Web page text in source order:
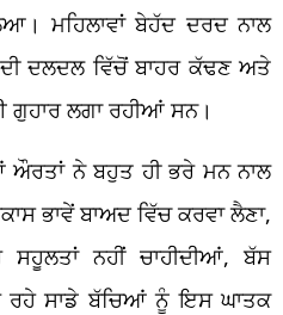
ਮਹਿਲਾਵਾਂ ਬੇਹੱਦ ਦਰਦ ਨਾਲ
ਦਲਦਲ ਵਿੱਚੋਂ ਬਾਹਰ ਕੱਢਣ ਅਤੇ
ਗੁਹਾਰ ਲਗਾ ਰਹੀਆਂ ਸਨ।
ਔਰਤਾਂ ਨੇ ਬਹੁਤ ਹੀ ਭਰੇ ਮਨ ਨਾਲ
ਭਾਵੇਂ ਬਾਅਦ ਵਿੱਚ ਕਰਵਾ ਲੈਣਾ,
ਸਹੂਲਤਾਂ ਨਹੀਂ ਚਾਹੀਦੀਆਂ, ਬੱਸ
ਰਹੇ ਸਾਡੇ ਬੱਚਿਆਂ ਨੂੰ ਇਸ ਘਾਤਕ